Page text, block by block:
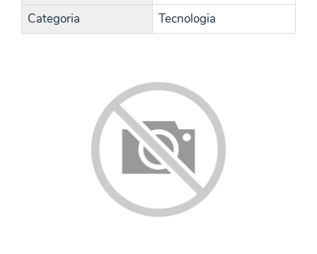
Categoria
Tecnologia